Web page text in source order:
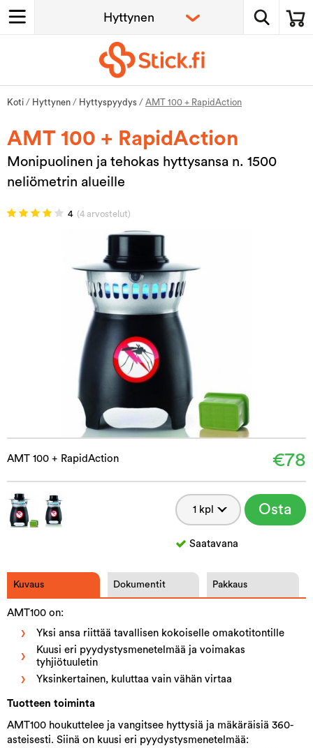
Koti / Hyttynen / Hyttyspyydys / AMT 100 + RapidAction
AMT 100 + RapidAction
Monipuolinen ja tehokas hyttysansa n. 1500
neliömetrin alueille
4 (4 arvostelut)
AMT 100 + RapidAction €78
Osta
Saatavana
Kuvaus Dokumentit Pakkaus
AMT100 on:
Yksi ansa riittää tavallisen kokoiselle omakotitontille
Kuusi eri pyydystysmenetelmää ja voimakas
tyhjiötuuletin
Yksinkertainen, kuluttaa vain vähän virtaa
Tuotteen toiminta
AMT100 houkuttelee ja vangitsee hyttysiä ja mäkäräisiä 360-
asteisesti. Siinä on kuusi eri pyydystysmenetelmää: